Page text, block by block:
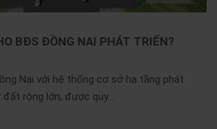
BĐS ĐỒNG NAI PHÁT TRIỂN?
Nai với hệ thống cơ sở hạ tầng phát
rộng lớn, được quy...